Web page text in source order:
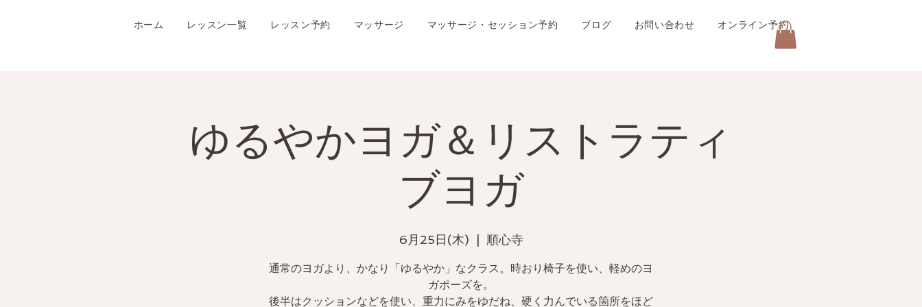
ホーム レッスン一覧 レッスン予約 マッサージ マッサージ・セッション予約 ブログ お問い合わせ オンライン予約
ゆるやかヨガ＆リストラティ
ブヨガ
6月25日(木)
  |
順心寺
通常のヨガより、かなり「ゆるやか」なクラス。時おり椅子を使い、軽めのヨ
ガポーズを。
後半はクッションなどを使い、重力にみをゆだね、硬く力んでいる箇所をほど